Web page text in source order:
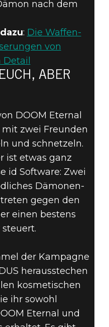
nach dem
: Die Waffen-
von
Detail
ABER
DOOM Eternal
zwei Freunden
und schnetzeln.
ist etwas ganz
id Software: Zwei
Dämonen-
gegen den
einen bestens
der Kampagne
herausstechen
kosmetischen
ihr sowohl
Eternal und